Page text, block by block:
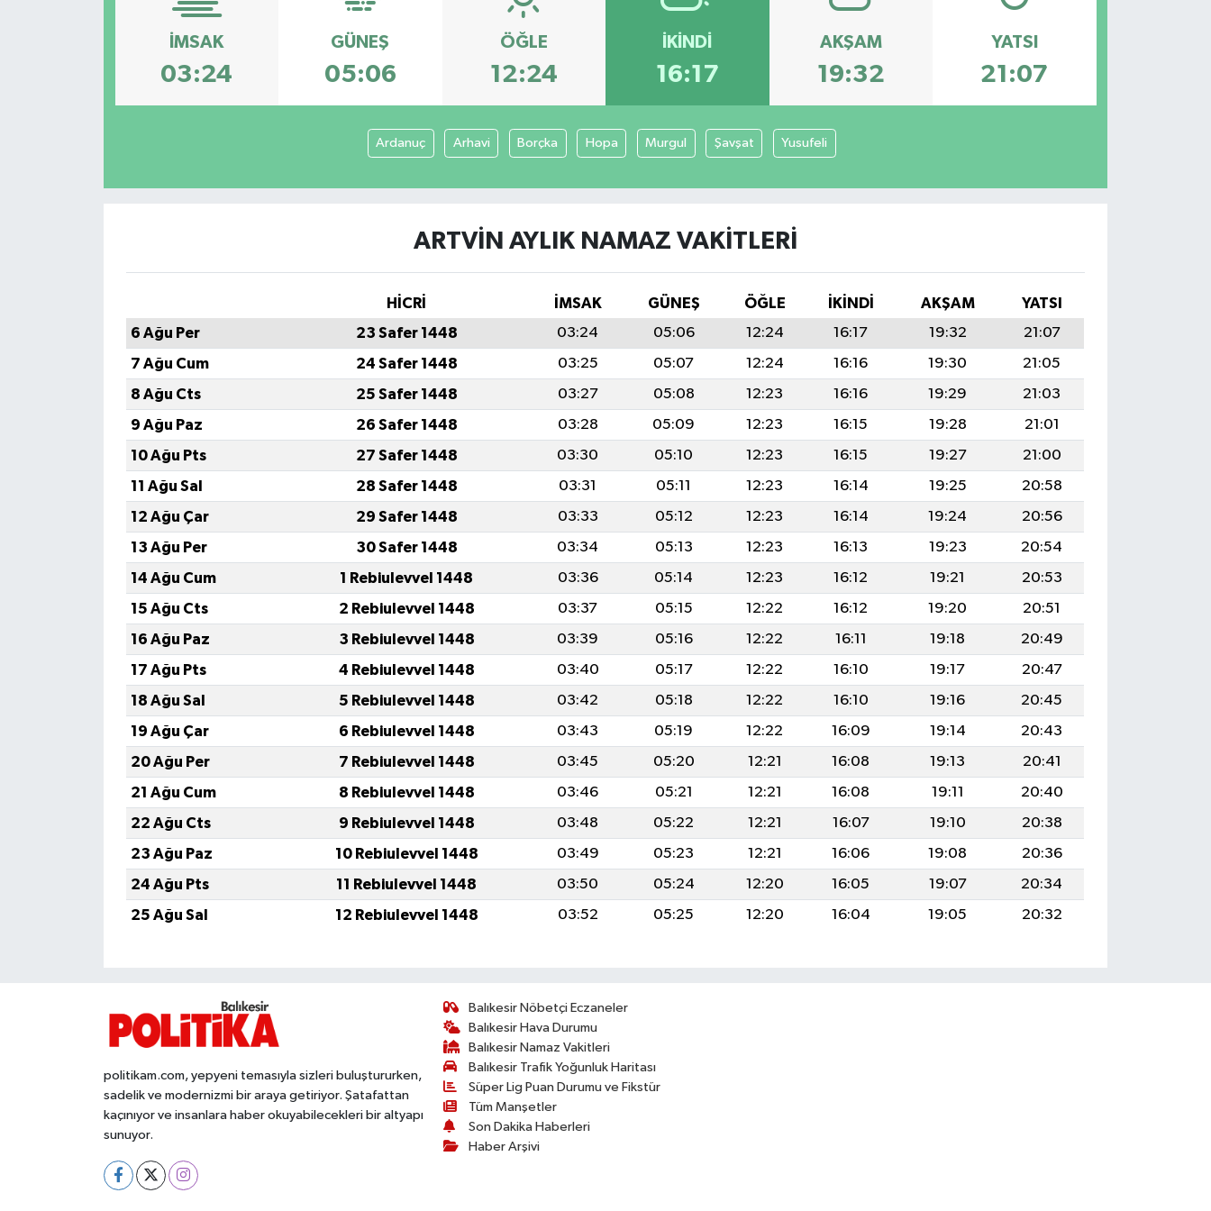
İMSAK
03:24
GÜNEŞ
05:06
ÖĞLE
12:24
İKINDI
16:17
AKŞAM
19:32
YATSI
21:07
Ardanuç Arhavi Borçka Hopa Murgul Şavşat Yusufeli
ARTVIN AYLIK NAMAZ VAKITLERI
HİCRİ İMSAK GÜNEŞ ÖĞLE İKINDI AKŞAM
YATSI
6 Ağu Per
23 Safer 1448 03:24 05:06 12:24 16:17 19:32
21:07
7 Ağu Cum
24 Safer 1448 03:25 05:07 12:24 16:16 19:30
21:05
8 Ağu Cts
25 Safer 1448 03:27 05:08 12:23 16:16 19:29
21:03
9 Ağu Paz
26 Safer 1448 03:28 05:09 12:23 16:15 19:28
21:01
10 Ağu Pts
27 Safer 1448 03:30 05:10 12:23 16:15 19:27
21:00
11 Ağu Sal
28 Safer 1448 03:31 05:11 12:23 16:14 19:25
20:58
12 Ağu Çar
29 Safer 1448 03:33 05:12 12:23 16:14 19:24
20:56
13 Ağu Per
30 Safer 1448 03:34 05:13 12:23 16:13 19:23
20:54
14 Ağu Cum
1 Rebiulevvel 1448 03:36 05:14 12:23 16:12 19:21
20:53
15 Ağu Cts
2 Rebiulevvel 1448 03:37 05:15 12:22 16:12 19:20
20:51
16 Ağu Paz
3 Rebiulevvel 1448 03:39 05:16 12:22 16:11 19:18
20:49
17 Ağu Pts
4 Rebiulevvel 1448 03:40 05:17 12:22 16:10 19:17
20:47
18 Ağu Sal
5 Rebiulevvel 1448 03:42 05:18 12:22 16:10 19:16
20:45
19 Ağu Çar
6 Rebiulevvel 1448 03:43 05:19 12:22 16:09 19:14
20:43
20 Ağu Per
7 Rebiulevvel 1448 03:45 05:20 12:21 16:08 19:13
20:41
21 Ağu Cum
8 Rebiulevvel 1448 03:46 05:21 12:21 16:08 19:11
20:40
22 Ağu Cts
9 Rebiulevvel 1448 03:48 05:22 12:21 16:07 19:10
20:38
23 Ağu Paz
10 Rebiulevvel 1448 03:49 05:23 12:21 16:06 19:08
20:36
24 Ağu Pts
11 Rebiulevvel 1448 03:50 05:24 12:20 16:05 19:07
20:34
25 Ağu Sal
12 Rebiulevvel 1448 03:52 05:25 12:20 16:04 19:05 20:32
politikam.com, yepyeni temasıyla sizleri buluştururken,
sadelik ve modernizmi bir araya getiriyor. Şatafattan
kaçınıyor ve insanlara haber okuyabilecekleri bir altyapı
sunuyor.
Balıkesir Nöbetçi Eczaneler
Balıkesir Hava Durumu
Balıkesir Namaz Vakitleri
Balıkesir Trafik Yoğunluk Haritası
Süper Lig Puan Durumu ve Fikstür
Tüm Manşetler
Son Dakika Haberleri
Haber Arşivi
KENT GÜNDEMİ
KÜLTÜR-SANAT
Resmi İlanlar
SİYASET
SÜRMANŞET